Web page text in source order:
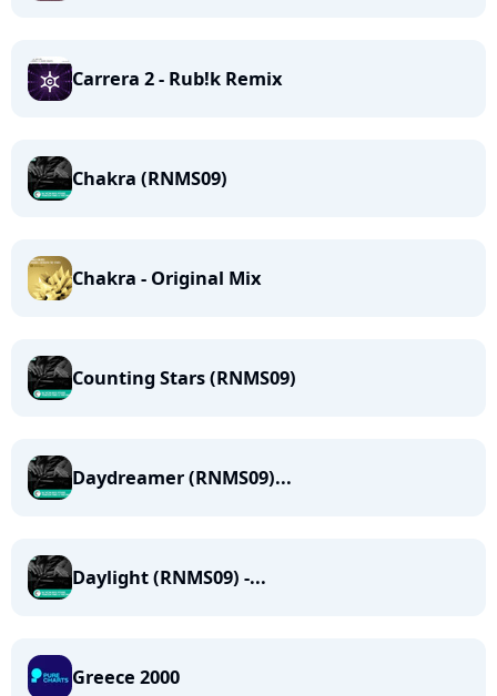
Carrera 2 - Rub!k Remix
Chakra (RNMS09)
Chakra - Original Mix
Counting Stars (RNMS09)
Daydreamer (RNMS09)...
Daylight (RNMS09) -...
Greece 2000